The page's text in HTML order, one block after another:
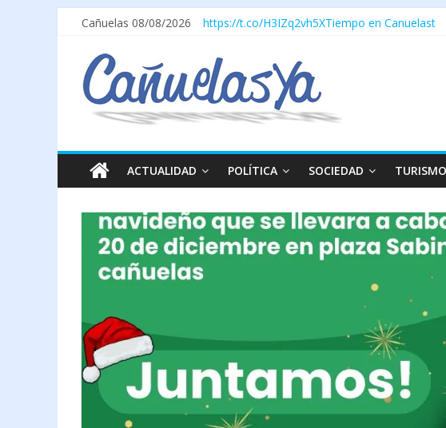
Cañuelas 08/08/2026 https://t.co/H3IZq2vh5XTiempo en Canuelast
ACTUALIDAD POLÍTICA SOCIEDAD